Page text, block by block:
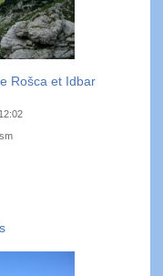
Rošca et Idbar